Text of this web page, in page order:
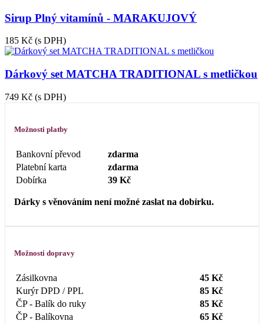
Sirup Plný vitamínů - MARAKUJOVÝ
185 Kč (s DPH)
Dárkový set MATCHA TRADITIONAL s metličkou
749 Kč (s DPH)
Možnosti platby
Bankovní převod
zdarma
Platební karta
zdarma
Dobírka
39 Kč
Dárky s věnováním není možné zaslat na dobírku.
Možnosti dopravy
Zásilkovna
45 Kč
Kurýr DPD / PPL
85 Kč
ČP - Balík do ruky
85 Kč
ČP - Balíkovna
65 Kč